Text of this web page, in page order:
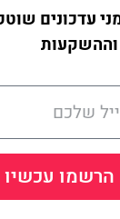
עדכונים
הרשמו עכשיו